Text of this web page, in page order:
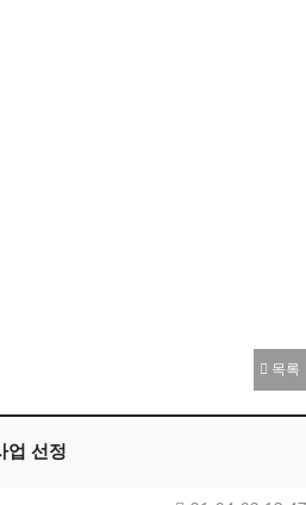
목록
업 선정